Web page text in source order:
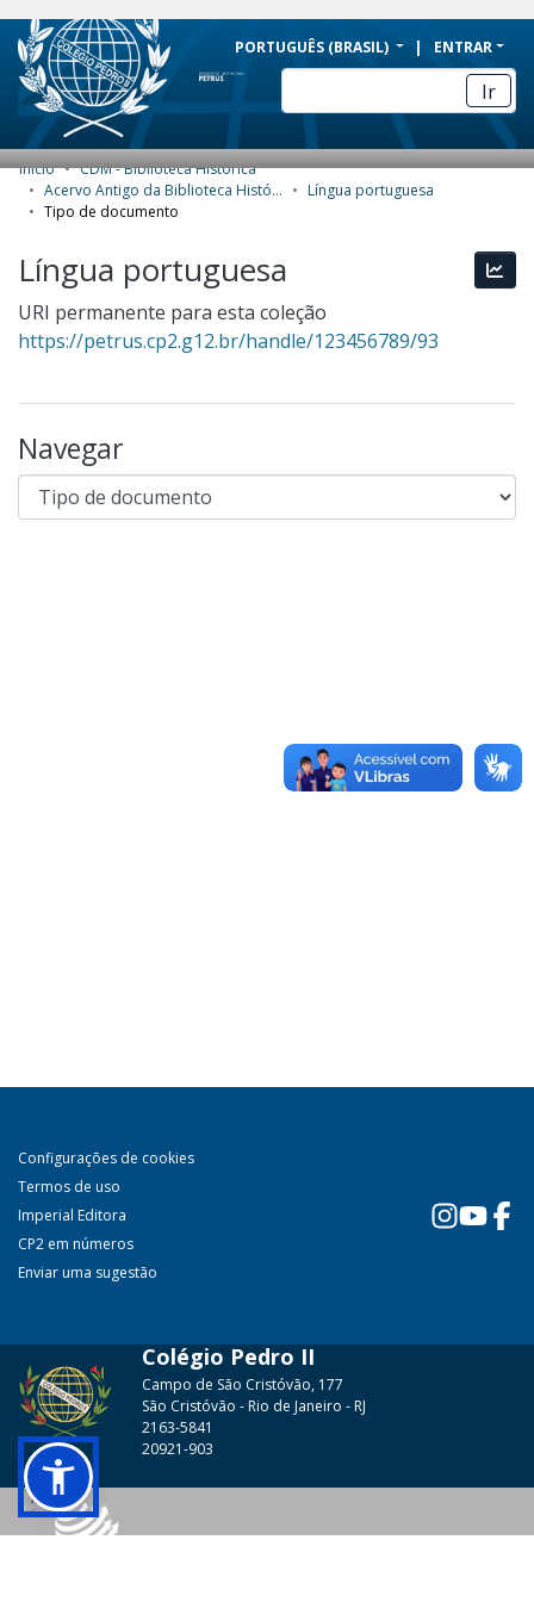
BRAZIL
Simplifique!
Comunica BR
Participe
Acesso à informação
Canais
PORTUGUÊS (BRASIL) ENTRAR
Ir
COMUNIDADES E COLEÇÕES
ESTATÍSTICAS
SOBRE
Início
CDM - Biblioteca Histórica
Acervo Antigo da Biblioteca Histórica
Língua portuguesa
Tipo de documento
Língua portuguesa
URI permanente para esta coleção
https://petrus.cp2.g12.br/handle/123456789/93
Navegar
Configurações de cookies
Termos de uso
Imperial Editora
CP2 em números
Enviar uma sugestão
Colégio Pedro II
Campo de São Cristóvão, 177
São Cristóvão - Rio de Janeiro - RJ
2163-5841
20921-903